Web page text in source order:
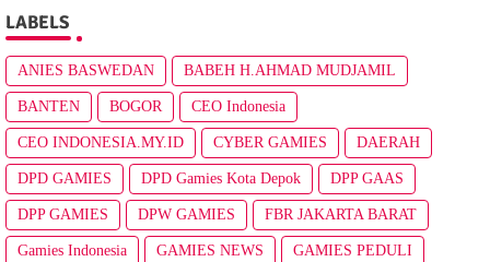
LABELS
ANIES BASWEDAN BABEH H.AHMAD MUDJAMIL
BANTEN BOGOR CEO Indonesia
CEO INDONESIA.MY.ID CYBER GAMIES DAERAH
DPD GAMIES DPD Gamies Kota Depok DPP GAAS
DPP GAMIES DPW GAMIES FBR JAKARTA BARAT
Gamies Indonesia GAMIES NEWS GAMIES PEDULI